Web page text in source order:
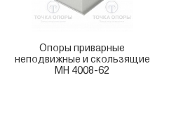
Опоры приварные
неподвижные и скользящие
МН 4008-62